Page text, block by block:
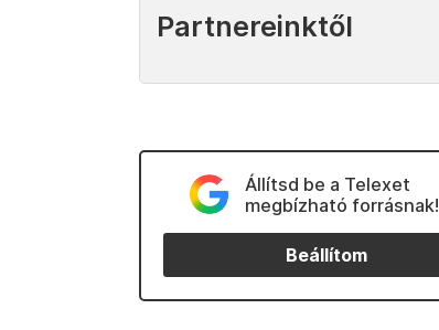
Partnereinktől
Állítsd be a Telexet
megbízható forrásnak!
Beállítom